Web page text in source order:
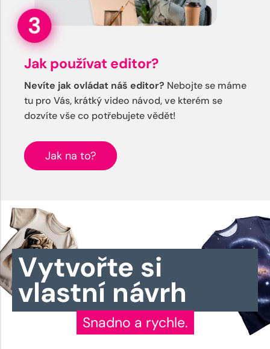
Jak používat editor?
Nevíte jak ovládat náš editor? Nebojte se máme
tu pro Vás, krátký video návod, ve kterém se
dozvíte vše co potřebujete vědět!
Jak na to?
Vytvořte si
vlastní návrh
Snadno a rychle.